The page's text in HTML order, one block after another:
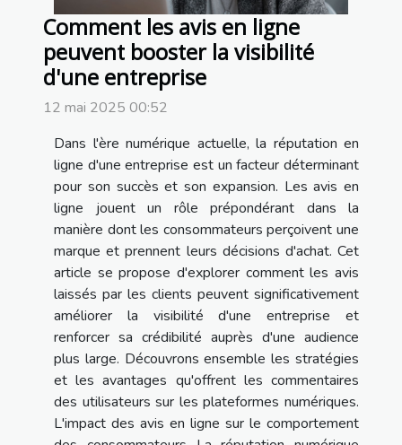
Comment les avis en ligne
peuvent booster la visibilité
d'une entreprise
12 mai 2025 00:52
Dans l'ère numérique actuelle, la réputation en
ligne d'une entreprise est un facteur déterminant
pour son succès et son expansion. Les avis en
ligne jouent un rôle prépondérant dans la
manière dont les consommateurs perçoivent une
marque et prennent leurs décisions d'achat. Cet
article se propose d'explorer comment les avis
laissés par les clients peuvent significativement
améliorer la visibilité d'une entreprise et
renforcer sa crédibilité auprès d'une audience
plus large. Découvrons ensemble les stratégies
et les avantages qu'offrent les commentaires
des utilisateurs sur les plateformes numériques.
L'impact des avis en ligne sur le comportement